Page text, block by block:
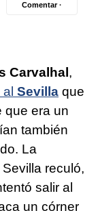
Comentar ·
Carvalhal,
al Sevilla que
que era un
también
La
reculó,
salir al
un córner